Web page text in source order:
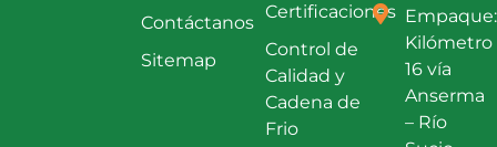
Contáctanos
Sitemap
Certificaciones
Control de
Calidad y
Cadena de
Frio
Empaque:
Kilómetro
16 vía
Anserma
– Río